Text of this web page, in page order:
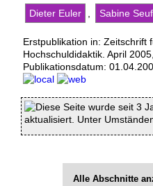
Dieter Euler Sabine
Erstpublikation in: Zeitschrift
Hochschuldidaktik. April
Publikationsdatum:
Diese Seite wurde seit 3
aktualisiert. Unter
Alle Abschnitte